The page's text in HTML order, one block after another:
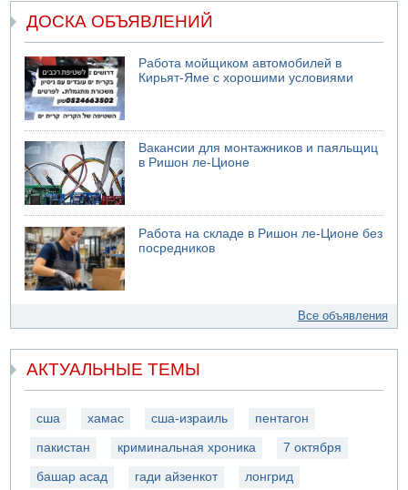
ДОСКА ОБЪЯВЛЕНИЙ
Работа мойщиком автомобилей в
Кирьят-Яме с хорошими условиями
Вакансии для монтажников и паяльщиц
в Ришон ле-Ционе
Работа на складе в Ришон ле-Ционе без
посредников
Все объявления
АКТУАЛЬНЫЕ ТЕМЫ
сша хамас сша-израиль пентагон
пакистан криминальная хроника 7 октября
башар асад гади айзенкот лонгрид